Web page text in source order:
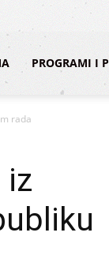
PROGRAMI I
rada
iz